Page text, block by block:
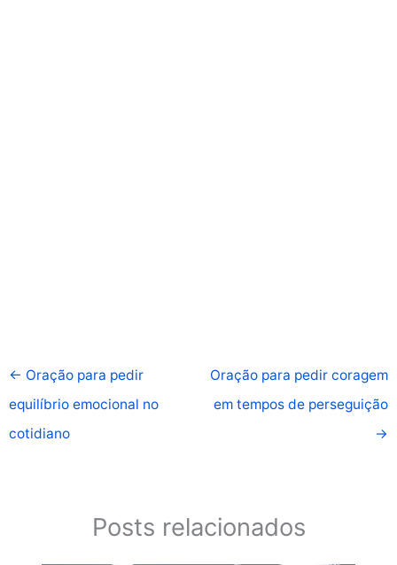
← Oração para pedir
equilíbrio emocional no
cotidiano
Oração para pedir coragem
em tempos de perseguição
→
Posts relacionados